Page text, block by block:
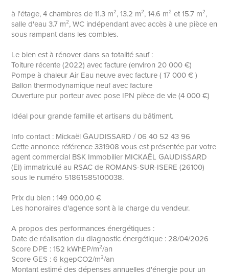
à l'étage, 4 chambres de 11.3 m², 13.2 m², 14.6 m² et 15.7 m²,
salle d'eau 3.7 m², WC indépendant avec accès à une pièce en
sous rampant dans les combles.
Le bien est à rénover dans sa totalité sauf :
Toiture récente (2022) avec facture (environ 20 000 €)
Pompe à chaleur Air Eau neuve avec facture ( 17 000 € )
Ballon thermodynamique neuf avec facture
Ouverture pur porteur avec pose IPN pièce de vie (4 000 €)
Idéal pour grande famille et artisans du bâtiment.
Info contact : Mickaël GAUDISSARD / 06 40 52 43 96
Cette annonce référence 331908 vous est présentée par votre
agent commercial BSK Immobilier MICKAËL GAUDISSARD
(EI) immatriculé au RSAC de ROMANS-SUR-ISERE (26100)
sous le numéro 51861585100038.
Prix du bien : 149 000,00 €
Les honoraires d'agence sont à la charge du vendeur.
A propos des performances énergétiques :
Date de réalisation du diagnostic énergétique : 28/04/2026
Score DPE : 152 kWhEP/m²/an
Score GES : 6 kgepCO2/m²/an
Montant estimé des dépenses annuelles d'énergie pour un